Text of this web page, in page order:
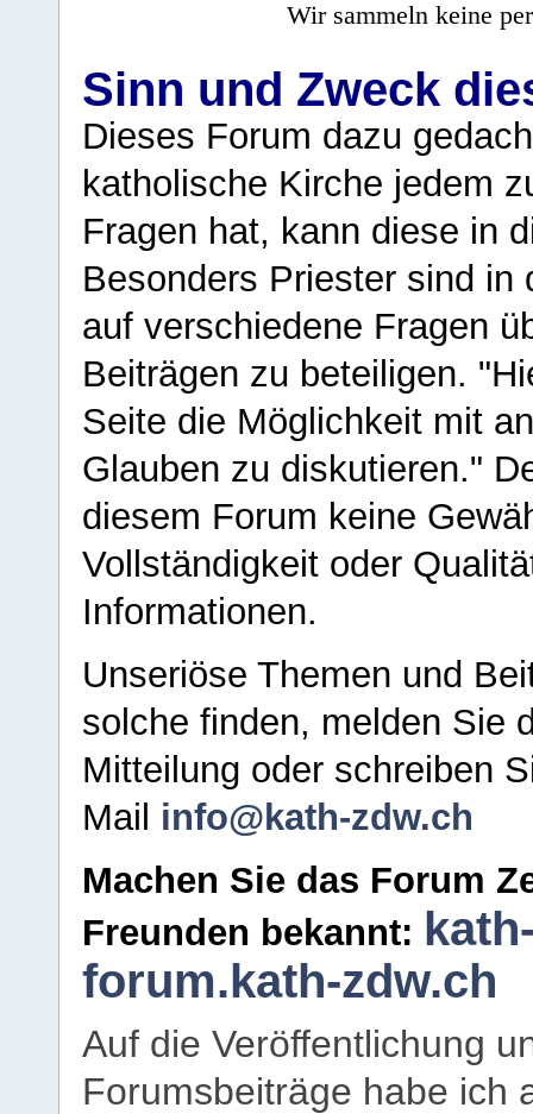
Wir sammeln keine
Sinn und Zweck
Dieses Forum dazu
katholische Kirche jedem
Fragen hat, kann diese in
Besonders Priester sind in
auf verschiedene Fragen
Beiträgen zu beteiligen.
Seite die Möglichkeit mit
Glauben zu diskutieren."
diesem Forum keine
Vollständigkeit oder
Informationen.
Unseriöse Themen und
solche finden, melden Sie
Mitteilung oder schreiben
Mail info@kath-zdw.ch
Machen Sie das Forum
Freunden bekannt:
forum.kath-zdw.ch
Auf die Veröffentlichung
Forumsbeiträge habe ich